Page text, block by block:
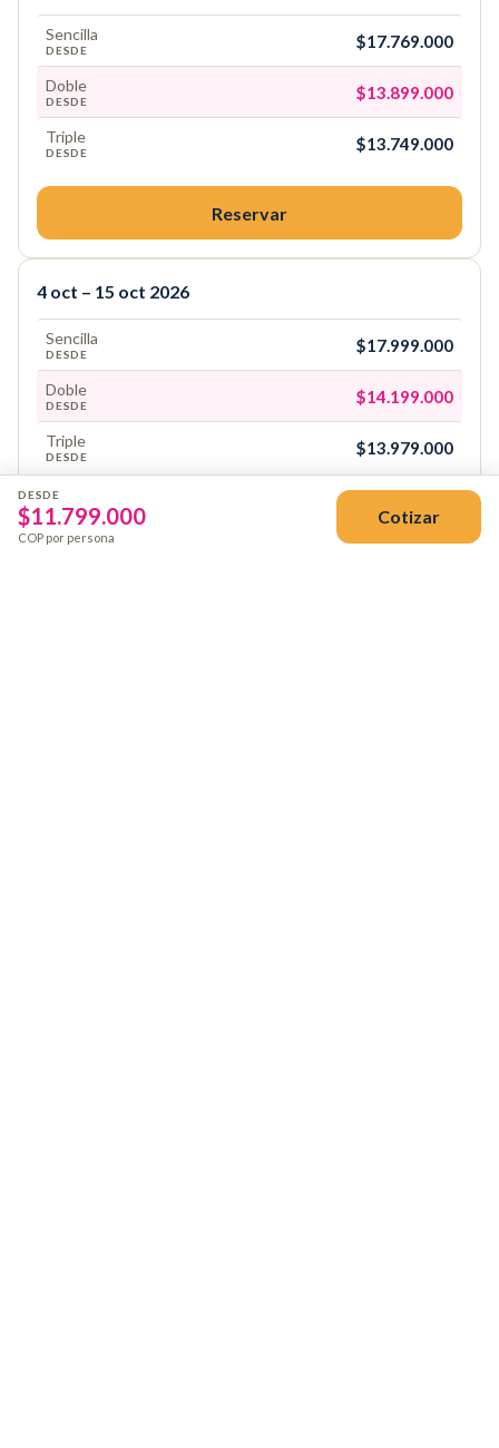
Sencilla
DESDE $17.769.000
Doble
DESDE $13.899.000
Triple
DESDE $13.749.000
Reservar
4 oct – 15 oct 2026
Sencilla
DESDE $17.999.000
Doble
DESDE $14.199.000
Triple
DESDE $13.979.000
DESDE
$11.799.000
COP por persona
Cotizar